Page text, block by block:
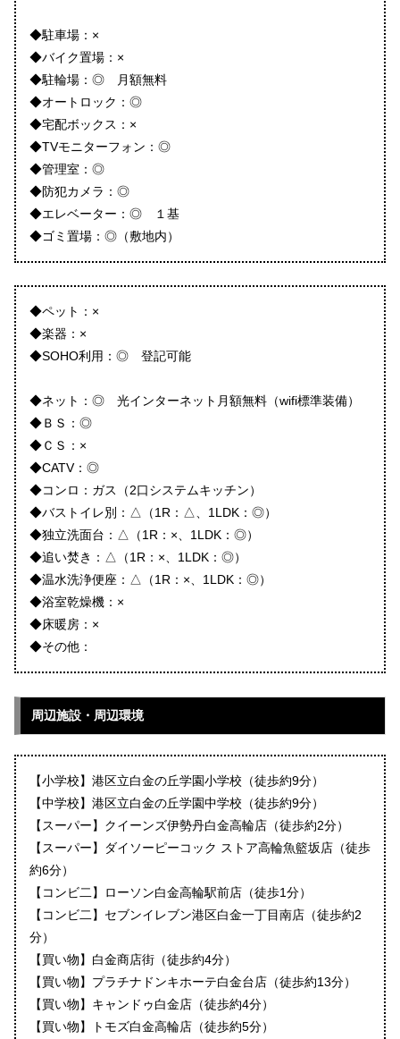
◆駐車場：×
◆バイク置場：×
◆駐輪場：◎ 月額無料
◆オートロック：◎
◆宅配ボックス：×
◆TVモニターフォン：◎
◆管理室：◎
◆防犯カメラ：◎
◆エレベーター：◎ １基
◆ゴミ置場：◎（敷地内）
◆ペット：×
◆楽器：×
◆SOHO利用：◎ 登記可能
◆ネット：◎ 光インターネット月額無料（wifi標準装備）
◆ＢＳ：◎
◆ＣＳ：×
◆CATV：◎
◆コンロ：ガス（2口システムキッチン）
◆バストイレ別：△（1R：△、1LDK：◎）
◆独立洗面台：△（1R：×、1LDK：◎）
◆追い焚き：△（1R：×、1LDK：◎）
◆温水洗浄便座：△（1R：×、1LDK：◎）
◆浴室乾燥機：×
◆床暖房：×
◆その他：
周辺施設・周辺環境
【小学校】港区立白金の丘学園小学校（徒歩約9分）
【中学校】港区立白金の丘学園中学校（徒歩約9分）
【スーパー】クイーンズ伊勢丹白金高輪店（徒歩約2分）
【スーパー】ダイソーピーコック ストア高輪魚籃坂店（徒歩
約6分）
【コンビ二】ローソン白金高輪駅前店（徒歩1分）
【コンビ二】セブンイレブン港区白金一丁目南店（徒歩約2
分）
【買い物】白金商店街（徒歩約4分）
【買い物】プラチナドンキホーテ白金台店（徒歩約13分）
【買い物】キャンドゥ白金店（徒歩約4分）
【買い物】トモズ白金高輪店（徒歩約5分）